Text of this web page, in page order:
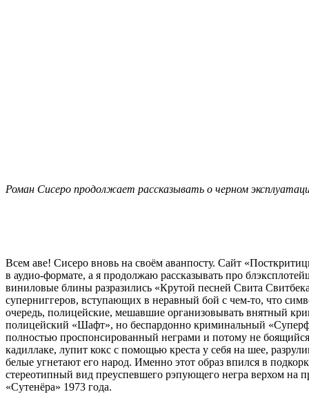
Роман Сисеро продолжает рассказывать о черном
Всем аве! Сисеро вновь на своём аванпосту. Сайт
в аудио-формате, а я продолжаю рассказывать про
виниловые блины разразились «Крутой песней Свита
суперниггеров, вступающих в неравный бой с чем-то, что
очередь, полицейские, мешавшие организовывать внятный
полицейский «Шафт», но беспардонно криминальный
полностью проспонсированный неграми и потому не
кадиллаке, лупит кокс с помощью креста у себя на шее,
белые угнетают его народ. Именно этот образ впился в
стереотипный вид преуспевшего рэпующего негра верхом на
«Сутенёра» 1973 года.